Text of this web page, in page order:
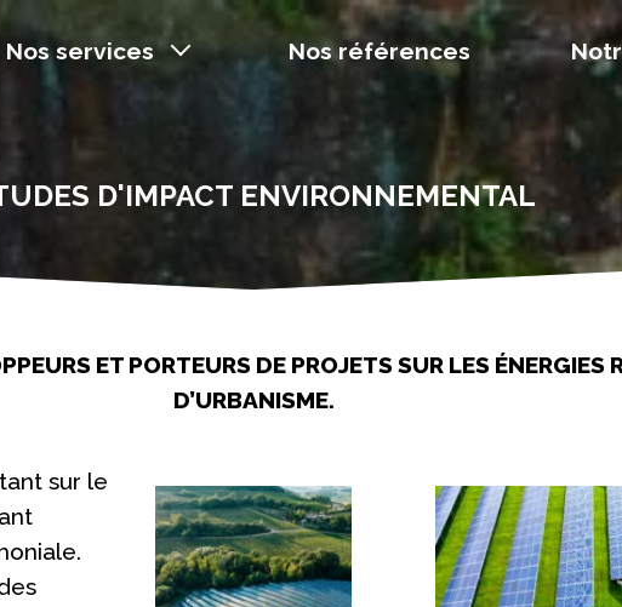
Nos services Nos références
D'IMPACT ENVIRONNEMENTAL
ET PORTEURS DE PROJETS SUR LES ÉNERGIES
D’URBANISME.
sur le